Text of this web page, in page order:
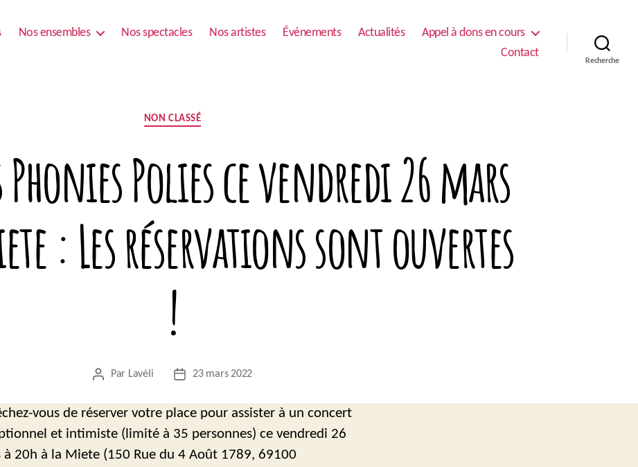
Nos ensembles Nos spectacles Nos artistes Événements Actualités
Appel à dons en cours
Contact
Recherche
Catégories
NON CLASSÉ
Polies ce vendredi 26 mars
: Les réservations sont ouvertes
!
Auteur
l’article
Par Lavéli
Date
l’article
23 mars 2022
vous de réserver votre place pour assister à un concert
et intimiste (limité à 35 personnes) ce vendredi 26
à 20h à la Miete (150 Rue du 4 Août 1789, 69100